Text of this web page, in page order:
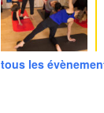
tous les